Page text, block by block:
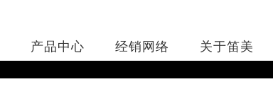
产品中心 经销网络 关于笛美